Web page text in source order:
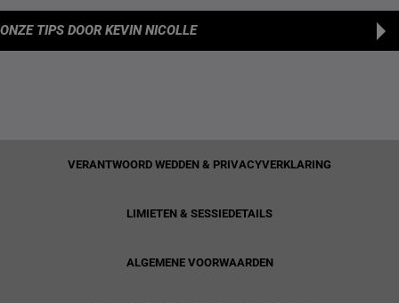
ONZE TIPS DOOR KEVIN NICOLLE
VERANTWOORD WEDDEN & PRIVACYVERKLARING
LIMIETEN & SESSIEDETAILS
ALGEMENE VOORWAARDEN